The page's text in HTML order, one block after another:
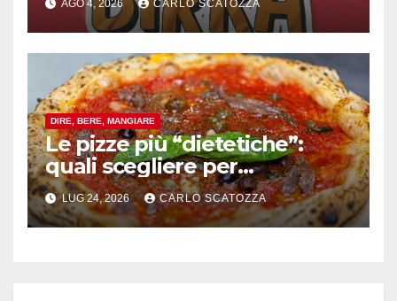
celebrativo con birra speciale
AGO 4, 2026 CARLO SCATOZZA
DIRE, BERE, MANGIARE
Le pizze più “dietetiche”:
quali scegliere per
contenere le calorie senza
rinunciare al gusto
LUG 24, 2026 CARLO SCATOZZA